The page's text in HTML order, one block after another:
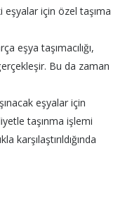
eşyalar için özel taşıma
eşya taşımacılığı,
Bu da zaman
eşyalar için
taşınma işlemi
karşılaştırıldığında